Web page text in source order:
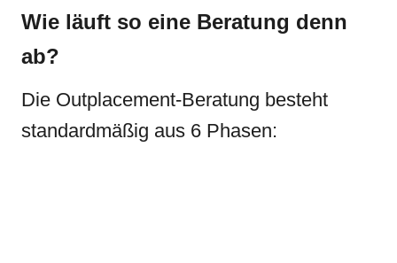
Wie läuft so eine Beratung denn
ab?
Die Outplacement-Beratung besteht
standardmäßig aus 6 Phasen: